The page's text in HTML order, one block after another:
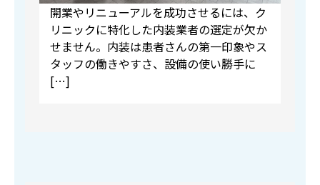
開業やリニューアルを成功させるには、ク
リニックに特化した内装業者の選定が欠か
せません。内装は患者さんの第一印象やス
タッフの働きやすさ、設備の使い勝手に
[…]